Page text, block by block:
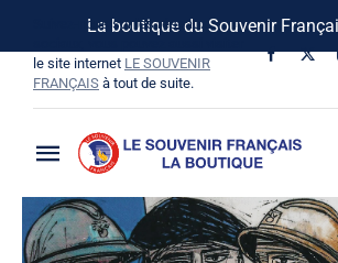
La boutique du Souvenir
contenu
Suivez-nous sur les réseaux
le site internet LE SOUVENIR
FRANÇAIS à tout de suite.
Toggle
Navigation
La Boutique